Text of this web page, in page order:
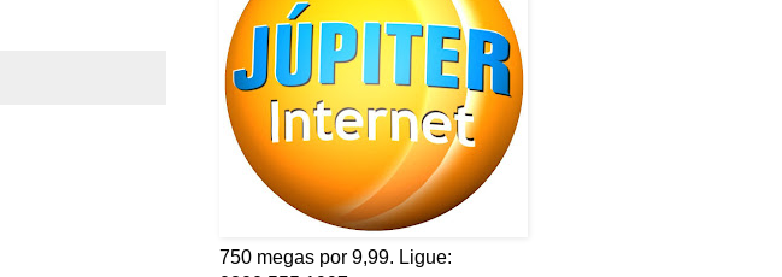
750 megas por 9,99. Ligue: